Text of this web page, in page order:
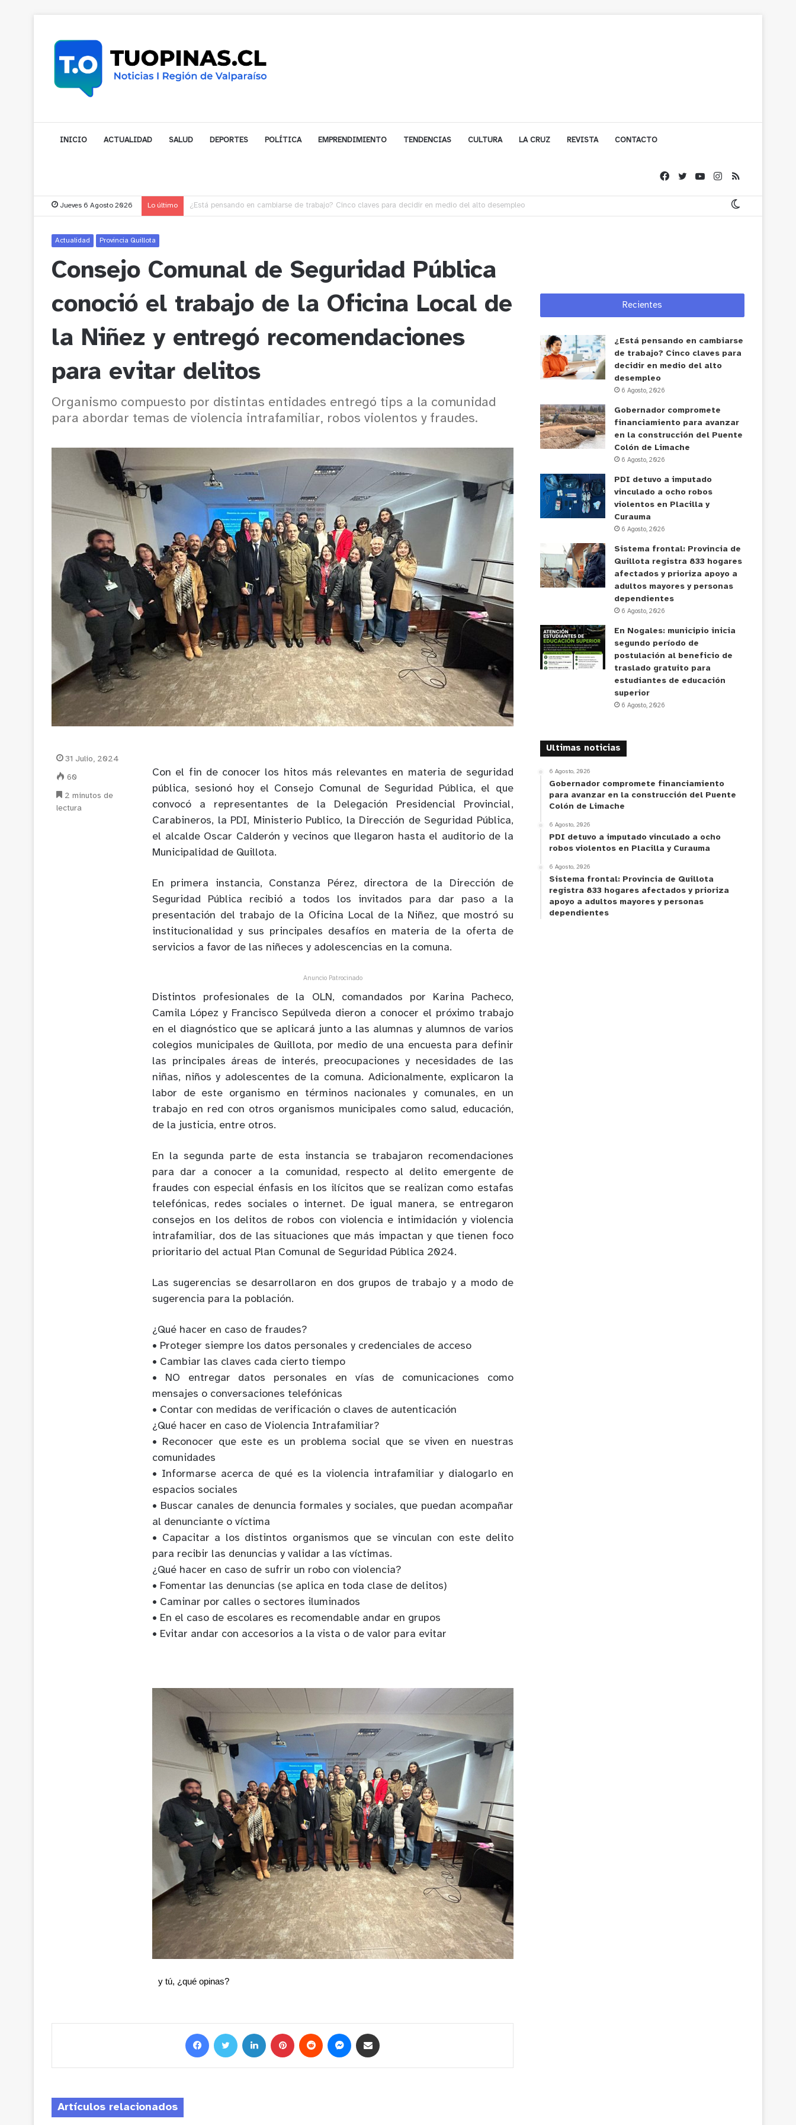
INICIO ACTUALIDAD SALUD DEPORTES POLÍTICA EMPRENDIMIENTO TENDENCIAS CULTURA LA CRUZ REVISTA CONTACTO
Jueves 6 Agosto 2026 Lo último Gobernador compromete financiamiento para avanzar en la construcción del Puente Colón de Limache
Actualidad Provincia Quillota
Consejo Comunal de Seguridad Pública
conoció el trabajo de la Oficina Local de
la Niñez y entregó recomendaciones
para evitar delitos
Organismo compuesto por distintas entidades entregó tips a la comunidad
para abordar temas de violencia intrafamiliar, robos violentos y fraudes.
Con el fin de conocer los hitos más relevantes en materia de seguridad
pública, sesionó hoy el Consejo Comunal de Seguridad Pública, el que
convocó a representantes de la Delegación Presidencial Provincial,
Carabineros, la PDI, Ministerio Publico, la Dirección de Seguridad Pública,
el alcalde Oscar Calderón y vecinos que llegaron hasta el auditorio de la
Municipalidad de Quillota.
En primera instancia, Constanza Pérez, directora de la Dirección de
Seguridad Pública recibió a todos los invitados para dar paso a la
presentación del trabajo de la Oficina Local de la Niñez, que mostró su
institucionalidad y sus principales desafíos en materia de la oferta de
servicios a favor de las niñeces y adolescencias en la comuna.
Anuncio Patrocinado
Distintos profesionales de la OLN, comandados por Karina Pacheco,
Camila López y Francisco Sepúlveda dieron a conocer el próximo trabajo
en el diagnóstico que se aplicará junto a las alumnas y alumnos de varios
colegios municipales de Quillota, por medio de una encuesta para definir
las principales áreas de interés, preocupaciones y necesidades de las
niñas, niños y adolescentes de la comuna. Adicionalmente, explicaron la
labor de este organismo en términos nacionales y comunales, en un
trabajo en red con otros organismos municipales como salud, educación,
de la justicia, entre otros.
En la segunda parte de esta instancia se trabajaron recomendaciones
para dar a conocer a la comunidad, respecto al delito emergente de
fraudes con especial énfasis en los ilícitos que se realizan como estafas
telefónicas, redes sociales o internet. De igual manera, se entregaron
consejos en los delitos de robos con violencia e intimidación y violencia
intrafamiliar, dos de las situaciones que más impactan y que tienen foco
prioritario del actual Plan Comunal de Seguridad Pública 2024.
Las sugerencias se desarrollaron en dos grupos de trabajo y a modo de
sugerencia para la población.
¿Qué hacer en caso de fraudes?
• Proteger siempre los datos personales y credenciales de acceso
• Cambiar las claves cada cierto tiempo
• NO entregar datos personales en vías de comunicaciones como
mensajes o conversaciones telefónicas
• Contar con medidas de verificación o claves de autenticación
¿Qué hacer en caso de Violencia Intrafamiliar?
• Reconocer que este es un problema social que se viven en nuestras
comunidades
• Informarse acerca de qué es la violencia intrafamiliar y dialogarlo en
espacios sociales
• Buscar canales de denuncia formales y sociales, que puedan acompañar
al denunciante o víctima
• Capacitar a los distintos organismos que se vinculan con este delito
para recibir las denuncias y validar a las víctimas.
¿Qué hacer en caso de sufrir un robo con violencia?
• Fomentar las denuncias (se aplica en toda clase de delitos)
• Caminar por calles o sectores iluminados
• En el caso de escolares es recomendable andar en grupos
• Evitar andar con accesorios a la vista o de valor para evitar
y tú, ¿qué opinas?
31 Julio, 2024
60
2 minutos de
lectura
Artículos relacionados
Recientes
¿Está pensando en cambiarse
de trabajo? Cinco claves para
decidir en medio del alto
desempleo
6 Agosto, 2026
Gobernador compromete
financiamiento para avanzar
en la construcción del Puente
Colón de Limache
6 Agosto, 2026
PDI detuvo a imputado
vinculado a ocho robos
violentos en Placilla y
Curauma
6 Agosto, 2026
Sistema frontal: Provincia de
Quillota registra 833 hogares
afectados y prioriza apoyo a
adultos mayores y personas
dependientes
6 Agosto, 2026
En Nogales: municipio inicia
segundo período de
postulación al beneficio de
traslado gratuito para
estudiantes de educación
superior
6 Agosto, 2026
Ultimas noticias
6 Agosto, 2026
Gobernador compromete financiamiento
para avanzar en la construcción del Puente
Colón de Limache
6 Agosto, 2026
PDI detuvo a imputado vinculado a ocho
robos violentos en Placilla y Curauma
6 Agosto, 2026
Sistema frontal: Provincia de Quillota
registra 833 hogares afectados y prioriza
apoyo a adultos mayores y personas
dependientes